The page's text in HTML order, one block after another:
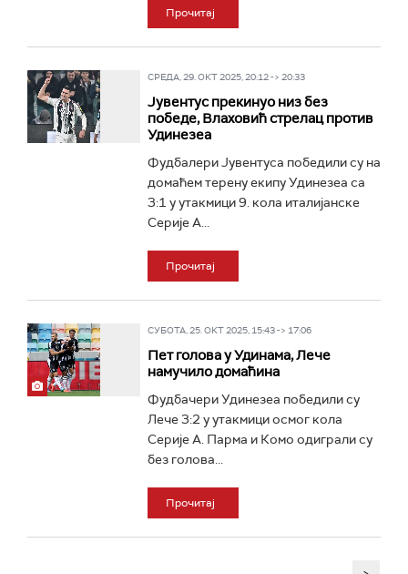
Прочитај
СРЕДА, 29. ОКТ 2025, 20:12 -> 20:33
Јувентус прекинуо низ без
победе, Влаховић стрелац против
Удинезеа
Фудбалери Јувентуса победили су на
домаћем терену екипу Удинезеа са
3:1 у утакмици 9. кола италијанске
Серије А...
Прочитај
СУБОТА, 25. ОКТ 2025, 15:43 -> 17:06
Пет голова у Удинама, Лече
намучило домаћина
Фудбачери Удинезеа победили су
Лече 3:2 у утакмици осмог кола
Серије А. Парма и Комо одиграли су
без голова...
Прочитај